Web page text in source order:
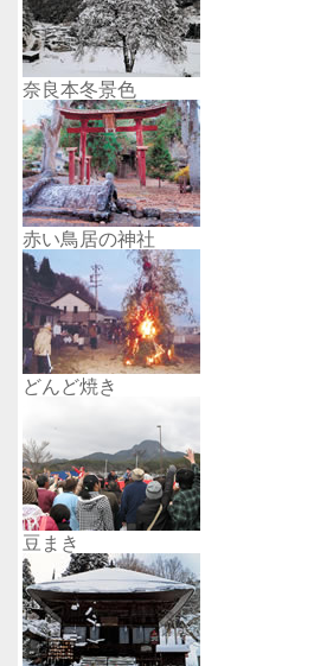
奈良本冬景色
赤い鳥居の神社
どんど焼き
豆まき